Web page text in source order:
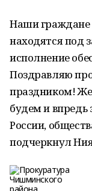
Наши граждане
находятся под
исполнение
Поздравляю
праздником!
будем и впредь
России,
подчеркнул